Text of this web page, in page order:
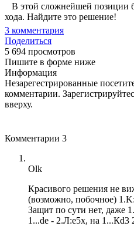
В этой сложнейшей позиции
хода. Найдите это решение!
3 комментария
Поделиться
5 694 просмотров
Пишите в форме ниже
Информация
Незарегестрированные
комментарии.
вверху.
Комментарии 3
Olk
Красивого решения не
(возможно, побочное)
Защит по сути нет, даже
1...de - 2.Л:e5x, на 1...Кd3